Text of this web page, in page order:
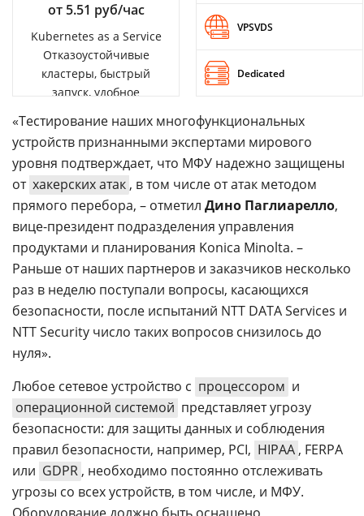
от 5.51 руб/час
Kubernetes as a Service
Отказоустойчивые
кластеры, быстрый
запуск, удобное
VPSVDS
Dedicated
«Тестирование наших многофункциональных
устройств признанными экспертами мирового
уровня подтверждает, что МФУ надежно защищены
от хакерских атак , в том числе от атак методом
прямого перебора, – отметил Дино Паглиарелло,
вице-президент подразделения управления
продуктами и планирования Konica Minolta. –
Раньше от наших партнеров и заказчиков несколько
раз в неделю поступали вопросы, касающихся
безопасности, после испытаний NTT DATA Services и
NTT Security число таких вопросов снизилось до
нуля».
Любое сетевое устройство с процессором и
операционной системой представляет угрозу
безопасности: для защиты данных и соблюдения
правил безопасности, например, PCI, HIPAA , FERPA
или GDPR , необходимо постоянно отслеживать
угрозы со всех устройств, в том числе, и МФУ.